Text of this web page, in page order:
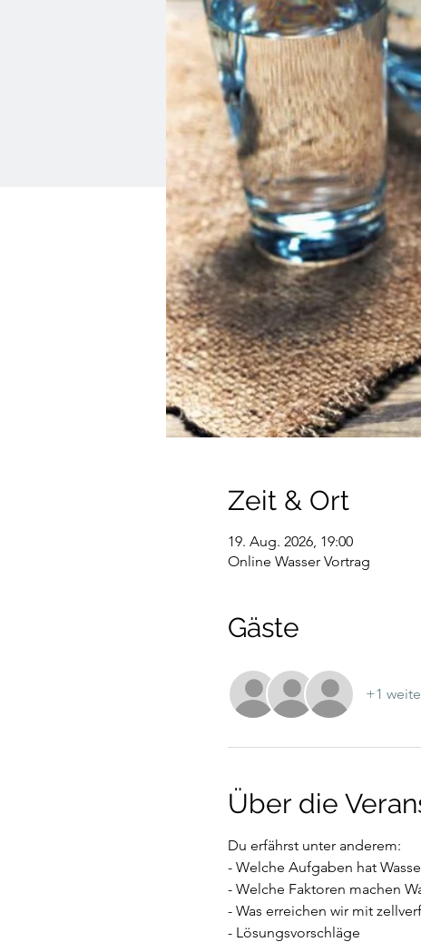
Zeit & Ort
19. Aug. 2026, 19:00
Online Wasser Vortrag
Gäste
+1
Über die
Du erfährst unter anderem:
- Welche Aufgaben hat
- Welche Faktoren machen
- Was erreichen wir mit
- Lösungsvorschläge